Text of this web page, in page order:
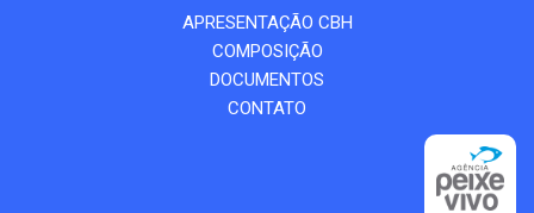
APRESENTAÇÃO CBH
COMPOSIÇÃO
DOCUMENTOS
CONTATO